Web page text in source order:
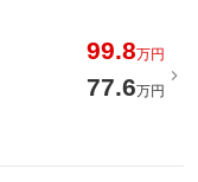
99.8万円
77.6万円